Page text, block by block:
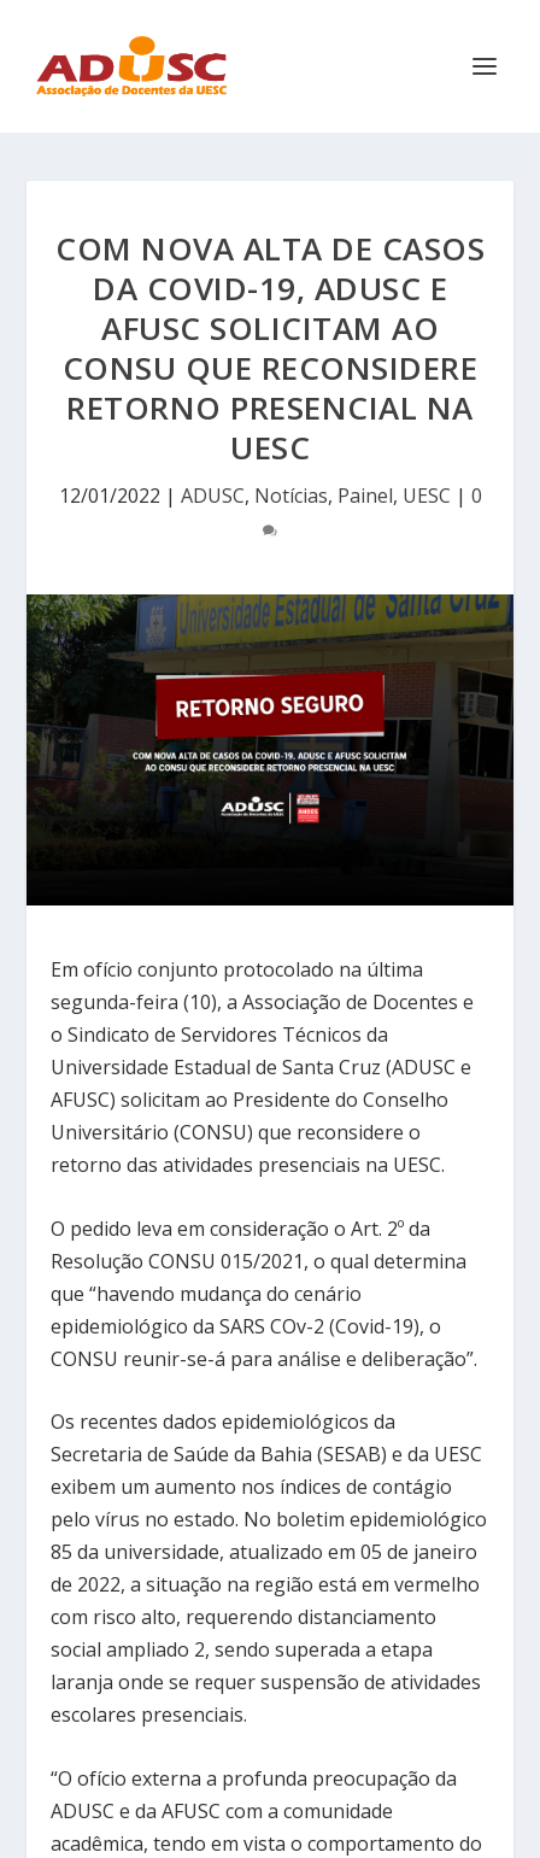
COM NOVA ALTA DE CASOS
DA COVID-19, ADUSC E
AFUSC SOLICITAM AO
CONSU QUE RECONSIDERE
RETORNO PRESENCIAL NA
UESC
12/01/2022 | ADUSC, Notícias, Painel, UESC | 0
Em ofício conjunto protocolado na última
segunda-feira (10), a Associação de Docentes e
o Sindicato de Servidores Técnicos da
Universidade Estadual de Santa Cruz (ADUSC e
AFUSC) solicitam ao Presidente do Conselho
Universitário (CONSU) que reconsidere o
retorno das atividades presenciais na UESC.
O pedido leva em consideração o Art. 2º da
Resolução CONSU 015/2021, o qual determina
que “havendo mudança do cenário
epidemiológico da SARS COv-2 (Covid-19), o
CONSU reunir-se-á para análise e deliberação”.
Os recentes dados epidemiológicos da
Secretaria de Saúde da Bahia (SESAB) e da UESC
exibem um aumento nos índices de contágio
pelo vírus no estado. No boletim epidemiológico
85 da universidade, atualizado em 05 de janeiro
de 2022, a situação na região está em vermelho
com risco alto, requerendo distanciamento
social ampliado 2, sendo superada a etapa
laranja onde se requer suspensão de atividades
escolares presenciais.
“O ofício externa a profunda preocupação da
ADUSC e da AFUSC com a comunidade
acadêmica, tendo em vista o comportamento do